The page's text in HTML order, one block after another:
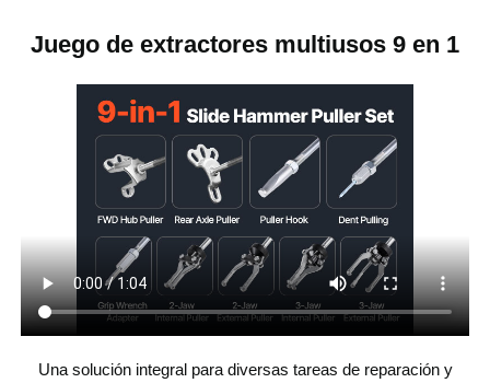
esfuerzo.
Peso del producto 15,9 libras/7,2 kg
Juego de extractores multiusos 9 en 1
Una solución integral para diversas tareas de reparación y